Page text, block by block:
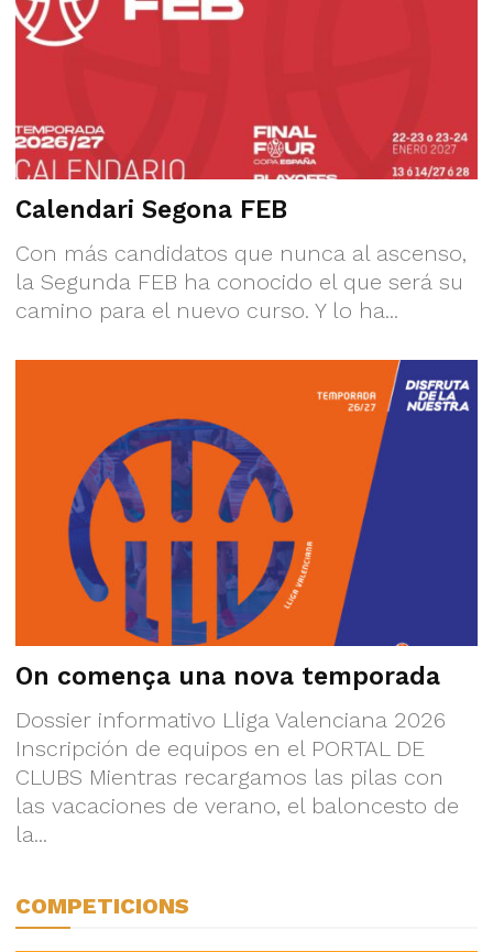
Calendari Segona FEB
Con más candidatos que nunca al ascenso,
la Segunda FEB ha conocido el que será su
camino para el nuevo curso. Y lo ha...
On comença una nova temporada
Dossier informativo Lliga Valenciana 2026
Inscripción de equipos en el PORTAL DE
CLUBS Mientras recargamos las pilas con
las vacaciones de verano, el baloncesto de
la...
COMPETICIONS